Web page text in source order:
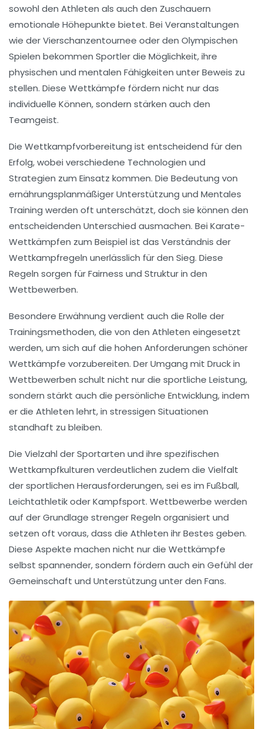
sowohl den Athleten als auch den Zuschauern
emotionale Höhepunkte bietet. Bei Veranstaltungen
wie derVierschanzentournee oder den Olympischen
Spielen bekommen Sportler die Möglichkeit, ihre
physischen und mentalen Fähigkeiten unter Beweis zu
stellen. Diese Wettkämpfe fördern nicht nur das
individuelle Können, sondern stärken auch den
Teamgeist.
Die Wettkampfvorbereitung ist entscheidend für den
Erfolg, wobei verschiedene Technologien und
Strategien zum Einsatz kommen. Die Bedeutung von
ernährungsplanmäßigerUnterstützung und Mentales
Training werden oft unterschätzt, doch sie können den
entscheidenden Unterschied ausmachen. Bei Karate-
Wettkämpfen zum Beispiel ist das Verständnis der
Wettkampfregeln unerlässlich für den Sieg. Diese
Regeln sorgen für Fairness und Struktur in den
Wettbewerben.
Besondere Erwähnung verdient auch die Rolle der
Trainingsmethoden, die von den Athleten eingesetzt
werden, um sich auf die hohen Anforderungen schöner
Wettkämpfe vorzubereiten. Der Umgang mit Druckin
Wettbewerben schult nicht nur die sportliche Leistung,
sondern stärkt auch die persönliche Entwicklung, indem
er die Athleten lehrt, in stressigen Situationen
standhaft zu bleiben.
Die Vielzahl derSportarten und ihre spezifischen
Wettkampfkulturen verdeutlichen zudem die Vielfalt
der sportlichen Herausforderungen, sei es im Fußball,
LeichtathletikoderKampfsport. Wettbewerbe werden
auf der Grundlage strenger Regeln organisiert und
setzen oft voraus, dass die Athleten ihr Bestes geben.
Diese Aspekte machen nicht nur die Wettkämpfe
selbst spannender, sondern fördern auch ein Gefühl der
Gemeinschaft und Unterstützung unter den Fans.